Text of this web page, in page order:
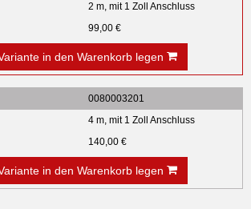
2 m, mit 1 Zoll Anschluss
99,00 €
in den Warenkorb legen
0080003201
4 m, mit 1 Zoll Anschluss
140,00 €
in den Warenkorb legen